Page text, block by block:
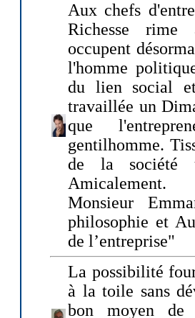
Aux chefs
Richesse rime
occupent
l'homme
du lien social
travaillée un
que
gentilhomme.
de la société
Amicalement.
Monsieur
philosophie et
de l’entreprise"
La possibilité
à la toile sans
bon moyen de